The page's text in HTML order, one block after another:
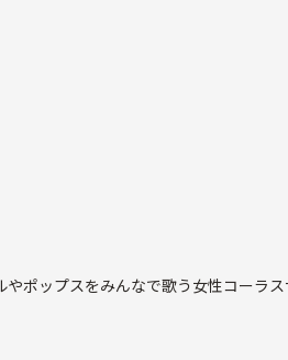
所属してますが、現在
ポップスをみんなで歌う女性コーラス